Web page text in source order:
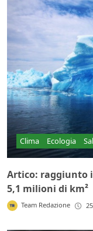
Clima Ecologia
Artico: raggiunto
5,1 milioni di km²
Team Redazione